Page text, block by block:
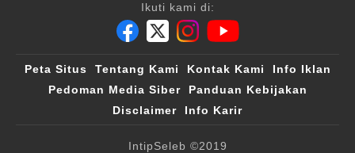
Ikuti kami di:
Peta Situs Tentang Kami Kontak Kami
Info Iklan
Pedoman Media Siber
Panduan Kebijakan
Disclaimer
Info Karir
IntipSeleb ©2019